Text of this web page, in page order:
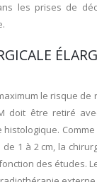
les prises de
le risque de
doit être retiré
1 à 2 cm, la
des études.